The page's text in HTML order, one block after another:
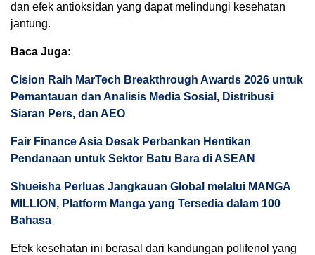
dan efek antioksidan yang dapat melindungi kesehatan
jantung.
Baca Juga:
Cision Raih MarTech Breakthrough Awards 2026 untuk
Pemantauan dan Analisis Media Sosial, Distribusi
Siaran Pers, dan AEO
Fair Finance Asia Desak Perbankan Hentikan
Pendanaan untuk Sektor Batu Bara di ASEAN
Shueisha Perluas Jangkauan Global melalui MANGA
MILLION, Platform Manga yang Tersedia dalam 100
Bahasa
Efek kesehatan ini berasal dari kandungan polifenol yang